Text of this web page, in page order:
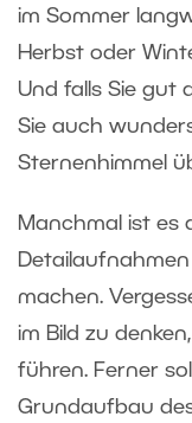
im Sommer
Herbst oder
Und falls Sie gut
Sie auch
Sternenhimmel
Manchmal ist es
Detailaufnahmen
machen.
im Bild zu
führen. Ferner
Grundaufbau